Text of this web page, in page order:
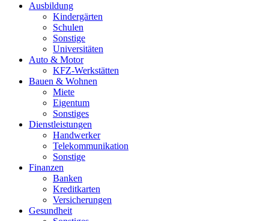
Ausbildung
Kindergärten
Schulen
Sonstige
Universitäten
Auto & Motor
KFZ-Werkstätten
Bauen & Wohnen
Miete
Eigentum
Sonstiges
Dienstleistungen
Handwerker
Telekommunikation
Sonstige
Finanzen
Banken
Kreditkarten
Versicherungen
Gesundheit